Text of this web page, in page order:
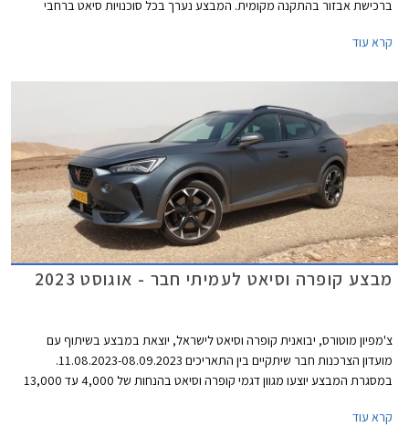
ברכישת אבזור בהתקנה מקומית. המבצע נערך בכל סוכנויות סיאט ברחבי
קרא עוד
מבצע קופרה וסיאט לעמיתי חבר - אוגוסט 2023
צ'מפיון מוטורס, יבואנית קופרה וסיאט לישראל, יוצאת במבצע בשיתוף עם
מועדון הצרכנות חבר שיתקיים בין התאריכים 11.08.2023-08.09.2023.
במסגרת המבצע יוצעו מגוון דגמי קופרה וסיאט בהנחות של 4,000 עד 13,000
ברחבי הארץ.
קרא עוד